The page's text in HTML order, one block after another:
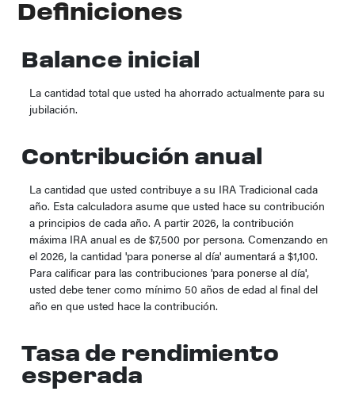
Definiciones
Balance inicial
La cantidad total que usted ha ahorrado actualmente para su
jubilación.
Contribución anual
La cantidad que usted contribuye a su IRA Tradicional cada
año. Esta calculadora asume que usted hace su contribución
a principios de cada año. A partir 2026, la contribución
máxima IRA anual es de $7,500 por persona. Comenzando en
el 2026, la cantidad 'para ponerse al día' aumentará a $1,100.
Para calificar para las contribuciones 'para ponerse al día',
usted debe tener como mínimo 50 años de edad al final del
año en que usted hace la contribución.
Tasa de rendimiento
esperada